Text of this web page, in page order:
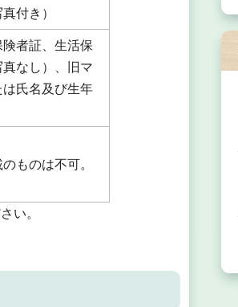
付き）
者証、生活保
なし）、旧マ
氏名及び生年
ものは不可。
い。